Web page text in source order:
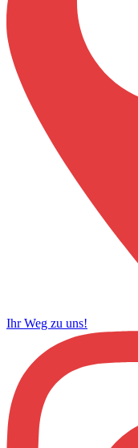
Ihr Weg zu uns!